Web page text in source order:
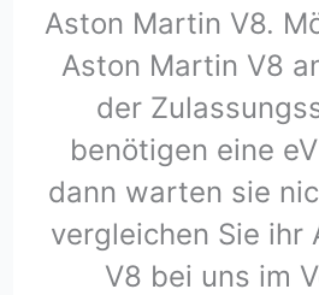
Aston Martin V8.
Aston Martin V8
der
benötigen eine
dann warten sie
vergleichen Sie ihr
V8 bei uns im